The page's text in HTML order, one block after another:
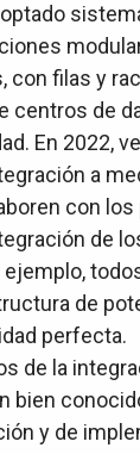
con filas y
centros de
En 2022,
a
con
de
ejemplo,
de
perfecta.
de la
bien
y de